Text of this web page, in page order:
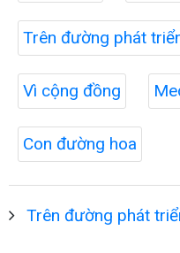
Trên đường phát
Vì cộng đồng
Con đường hoa
Trên đường phát